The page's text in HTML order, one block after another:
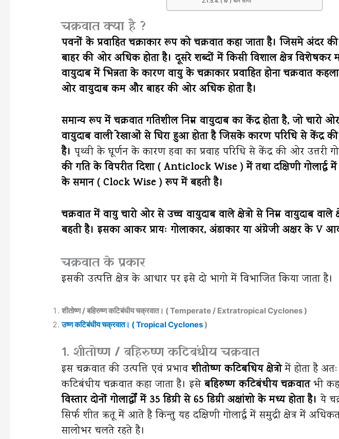
चक्रवात क्या है ?
पवनों के प्रवाहित चक्राकार रूप को चक्रवात कहा जाता है। जिसमे अंदर
बाहर की ओर अधिक होता है। दूसरे शब्दों में किसी विशाल क्षेत्र विशेषकर
वायुदाब में भिन्नता के कारण वायु के चक्राकार प्रवाहित होना चक्रवात
ओर वायुदाब कम और बाहर की ओर अधिक होता है।
समान्य रूप में चक्रवात गतिशील निम्न वायुदाब का केंद्र होता है, जो चारो
वायुदाब वाली रेखाओं से घिरा हुआ होता है जिसके कारण परिधि से केंद्र
है। पृथ्वी के घूर्णन के कारण हवा का प्रवाह परिधि से केंद्र की ओर उत्तरी
की गति के विपरीत दिशा ( Anticlock Wise ) में तथा दक्षिणी गोलार्द्ध
के समान ( Clock Wise ) रूप में बहती है।
चक्रवात में वायु चारो ओर से उच्च वायुदाब वाले क्षेत्रो से निम्न वायुदाब वाले
बहती है। इसका आकर प्रायः गोलाकार, अंडाकार या अंग्रेजी अक्षर के V
चक्रवात के प्रकार
इसकी उत्पत्ति क्षेत्र के आधार पर इसे दो भागो में विभाजित किया जाता है।
शीतोष्ण / बहिरुष्ण कटिबंधीय चक्रवात। ( Temperate / Extratropical Cyclones )
उष्ण कटिबंधीय चक्रवात। ( Tropical Cyclones)
1. शीतोष्ण / बहिरुष्ण कटिबंधीय चक्रवात
इस चक्रवात की उत्पत्ति एवं प्रभावशीतोष्ण कटिबधिय क्षेत्रोमें होता है
कटिबंधीय चक्रवात कहा जाता है। इसेबहिरुष्ण कटिबंधीय चक्रवातभी
विस्तार दोनों गोलार्द्धों में 35 डिग्री से 65 डिग्री अक्षांशो के मध्य होता है।ये
सिर्फ शीत ऋतू में आते है किन्तु यह दक्षिणी गोलार्द्ध में समुद्री क्षेत्र में
सालोभर चलते रहते है।